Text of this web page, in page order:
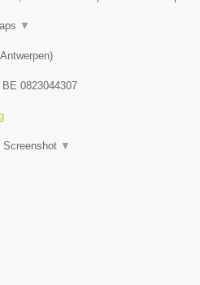
▼
Antwerpen)
BE 0823044307
Screenshot ▼